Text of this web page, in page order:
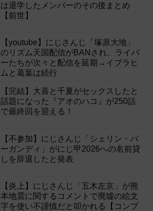
は退学したメンバーのその後まとめ
【前世】
【youtube】にじさんじ「塚原大地」
のリズム天国配信がBANされ、ライバ
ーたちが次々と配信を延期→イブラヒ
ムと葛葉は続行
【完結】大喜と千夏がセックスしたと
話題になった『アオのハコ』が250話
で最終回を迎える！
【不参加】にじさんじ「シェリン・バ
ーガンディ」がにじ甲2026への名前貸
しを辞退したと発表
【炎上】にじさんじ「五木左京」が熊
本地震に関するコメントで廃墟の絵文
字を使い不謹慎だと叩かれる【コンプ